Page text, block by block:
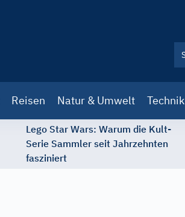
Reisen Natur & Umwelt Technik
Lego Star Wars: Warum die Kult-
Serie Sammler seit Jahrzehnten
fasziniert